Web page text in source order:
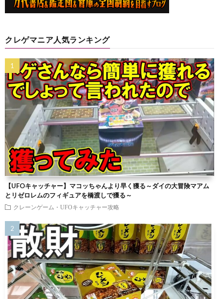
クレゲマニア人気ランキング
【UFOキャッチャー】マコッちゃんより早く獲る～ダイの大冒険マアム
とリゼロレムのフィギュアを橋渡しで獲る～
クレーンゲーム・UFOキャッチャー攻略